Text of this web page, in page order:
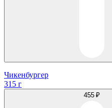
Чикенбургер
315 г
455 ₽